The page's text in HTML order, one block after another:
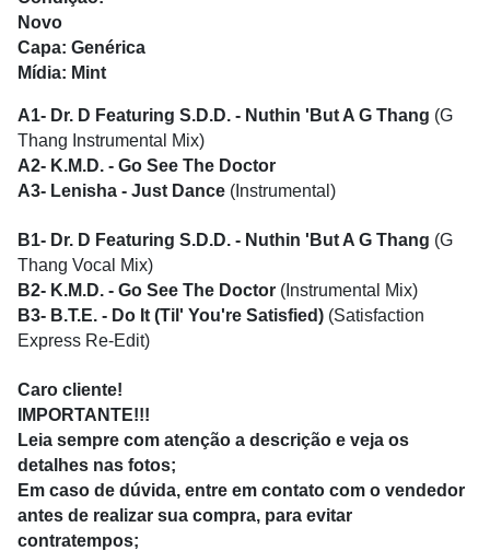
Novo
Capa: Genérica
Mídia: Mint
A1- Dr. D Featuring S.D.D. - Nuthin 'But A G Thang (G
Thang Instrumental Mix)
A2- K.M.D. - Go See The Doctor
A3- Lenisha - Just Dance (Instrumental)
B1- Dr. D Featuring S.D.D. - Nuthin 'But A G Thang (G
Thang Vocal Mix)
B2- K.M.D. - Go See The Doctor (Instrumental Mix)
B3- B.T.E. - Do It (Til' You're Satisfied) (Satisfaction
Express Re-Edit)
Caro cliente!
IMPORTANTE!!!
Leia sempre com atenção a descrição e veja os
detalhes nas fotos;
Em caso de dúvida, entre em contato com o vendedor
antes de realizar sua compra, para evitar
contratempos;